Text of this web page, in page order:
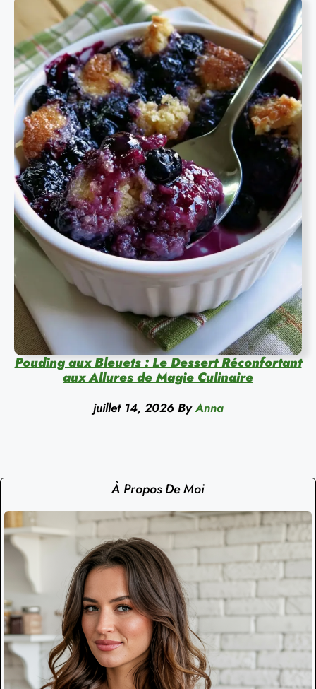
Pouding aux Bleuets : Le Dessert Réconfortant
aux Allures de Magie Culinaire
juillet 14, 2026 By Anna
À Propos De Moi